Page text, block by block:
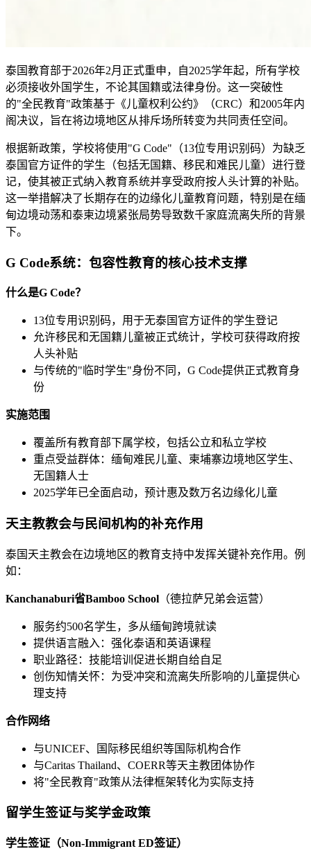
泰国教育部于2026年2月正式重申，自2025学年起，所有学校
必须接收外国学生，不论其国籍或法律身份。这一突破性
的"全民教育"政策基于《儿童权利公约》（CRC）和2005年内
阁决议，旨在将边境地区从排斥场所转变为共同责任空间。
根据新政策，学校将使用"G Code"（13位专用识别码）为缺乏
泰国官方证件的学生（包括无国籍、移民和难民儿童）进行登
记，使其被正式纳入教育系统并享受政府按人头计算的补贴。
这一举措解决了长期存在的边缘化儿童教育问题，特别是在缅
甸边境动荡和泰柬边境紧张局势导致数千家庭流离失所的背景
下。
G Code系统：包容性教育的核心技术支撑
什么是G Code？
13位专用识别码，用于无泰国官方证件的学生登记
允许移民和无国籍儿童被正式统计，学校可获得政府按
人头补贴
与传统的"临时学生"身份不同，G Code提供正式教育身
份
实施范围
覆盖所有教育部下属学校，包括公立和私立学校
重点受益群体：缅甸难民儿童、柬埔寨边境地区学生、
无国籍人士
2025学年已全面启动，预计惠及数万名边缘化儿童
天主教教会与民间机构的补充作用
泰国天主教会在边境地区的教育支持中发挥关键补充作用。例
如：
Kanchanaburi省Bamboo School （德拉萨兄弟会运营）
服务约500名学生，多从缅甸跨境就读
提供语言融入：强化泰语和英语课程
职业路径：技能培训促进长期自给自足
创伤知情关怀：为受冲突和流离失所影响的儿童提供心
理支持
合作网络
与UNICEF、国际移民组织等国际机构合作
与Caritas Thailand、COERR等天主教团体协作
将"全民教育"政策从法律框架转化为实际支持
留学生签证与奖学金政策
学生签证（Non-Immigrant ED签证）